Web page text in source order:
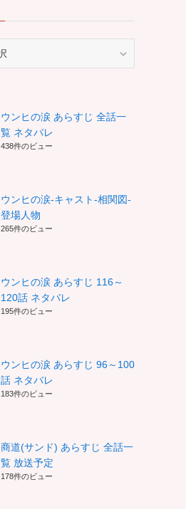
ウンヒの涙 あらすじ 全話一
覧 ネタバレ
438件のビュー
ウンヒの涙-キャスト-相関図-
登場人物
265件のビュー
ウンヒの涙 あらすじ 116～
120話 ネタバレ
195件のビュー
ウンヒの涙 あらすじ 96～100
話 ネタバレ
183件のビュー
商道(サンド) あらすじ 全話一
覧 放送予定
178件のビュー